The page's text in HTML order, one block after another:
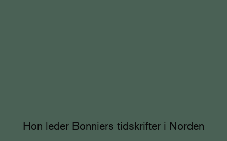
Hon leder Bonniers tidskrifter i Norden